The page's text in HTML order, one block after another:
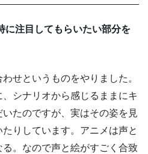
に注目してもらいたい部分を
せというものをやりました。
シナリオから感じるままにキ
たのですが、実はその姿を見
りしています。アニメは声と
。なので声と絵がすごく合致